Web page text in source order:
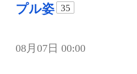
プル姿
35
08月07日 00:00